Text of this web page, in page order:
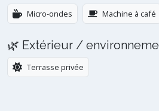
Micro-ondes Machine à café
🌿 Extérieur /
Terrasse privée